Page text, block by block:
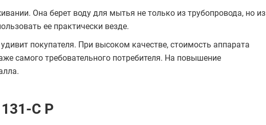
Она берет воду для мытья не только из трубопровода, но из
ее практически везде.
покупателя. При высоком качестве, стоимость аппарата
самого требовательного потребителя. На повышение
C P